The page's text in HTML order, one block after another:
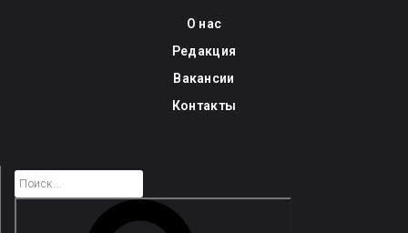
О нас
Редакция
Вакансии
Контакты